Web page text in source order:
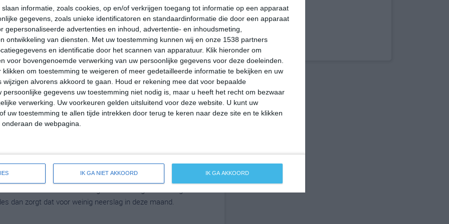
slaan informatie, zoals cookies, op en/of verkrijgen toegang tot informatie op een apparaat
gegevens, zoals unieke identificatoren en standaardinformatie die door een apparaat
gepersonaliseerde advertenties en inhoud, advertentie- en inhoudsmeting,
ontwikkeling van diensten.
Met uw toestemming kunnen wij en onze 1538 partners
en identificatie door het scannen van apparatuur. Klik hieronder om
voor bovengenoemde verwerking van uw persoonlijke gegevens voor deze doeleinden.
klikken om toestemming te weigeren of meer gedetailleerde informatie te bekijken en uw
alvorens akkoord te gaan.
Houd er rekening mee dat voor bepaalde
persoonlijke gegevens uw toestemming niet nodig is, maar u heeft het recht om bezwaar
verwerking. Uw voorkeuren gelden uitsluitend voor deze website. U kunt uw
uw toestemming te allen tijde intrekken door terug te keren naar deze site en te klikken
de webpagina.
IK GA NIET AKKOORD IK GA AKKOORD
in maart uit op 16 graden. Het aantal uren dat de zon
de 7 uur per dag. Binnen de hele maand valt er gedurende
gemiddeldes dan zorgt dat voor niet zoveel neerslag deze
in Fuencaliente de la Palma rond de 23 graden Celsius.
uit op 16 graden. Het aantal uren dat de zon zichtbaar is ligt in
de hele maand valt er gedurende ongeveer 3 dagen
dan zorgt dat voor weinig neerslag in deze maand.
in Fuencaliente de la Palma rond de 24 graden Celsius.
op 18 graden. Het aantal uren dat de zon zichtbaar is ligt in
de hele maand valt er gedurende ongeveer 1 dag
dan zorgt dat voor weinig neerslag in deze maand.